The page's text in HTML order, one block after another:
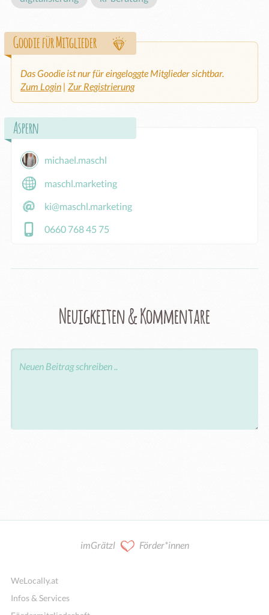
Goodie für Mitglieder
Das Goodie ist nur für eingeloggte Mitglieder sichtbar.
Zum Login | Zur Registrierung
Aspern
michael.maschl
maschl.marketing
ki@maschl.marketing
0660 768 45 75
Neuigkeiten & Kommentare
imGrätzl Förder*innen
WeLocally.at
Infos & Services